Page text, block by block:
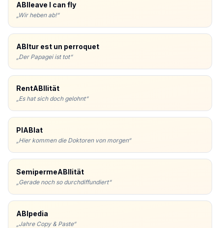
ABIleave I can fly
„Wir heben ab!“
ABItur est un perroquet
„Der Papagei ist tot“
RentABIlität
„Es hat sich doch gelohnt“
PlABIat
„Hier kommen die Doktoren von morgen“
SemipermeABIlität
„Gerade noch so durchdiffundiert“
ABIpedia
„Jahre Copy & Paste“